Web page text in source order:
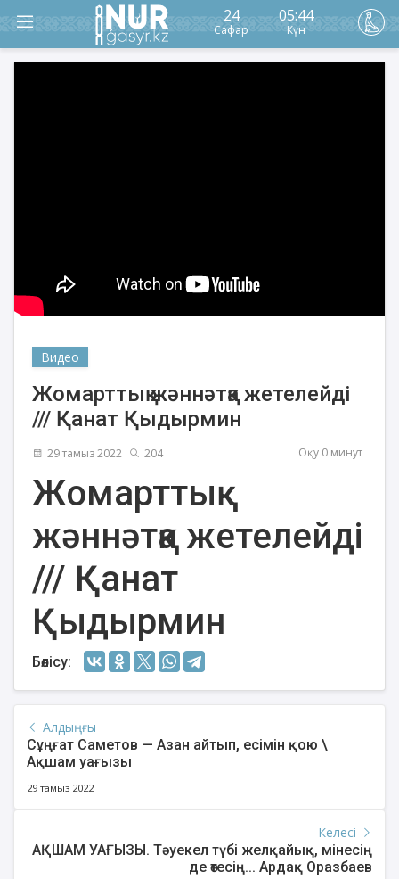
24
Сафар
05:44
Күн
Видео
Жомарттық жәннәтқа жетелейді
/// Қанат Қыдырмин
29 тамыз 2022 204 Оқу 0 минут
Жомарттық
жәннәтқа жетелейді
/// Қанат
Қыдырмин
Бөлісу:
Алдыңғы
Сұңғат Саметов — Азан айтып, есімін қою \
Ақшам уағызы
29 тамыз 2022
Келесі
АҚШАМ УАҒЫЗЫ. Тәуекел түбі желқайық, мінесің
де өтесің... Ардақ Оразбаев